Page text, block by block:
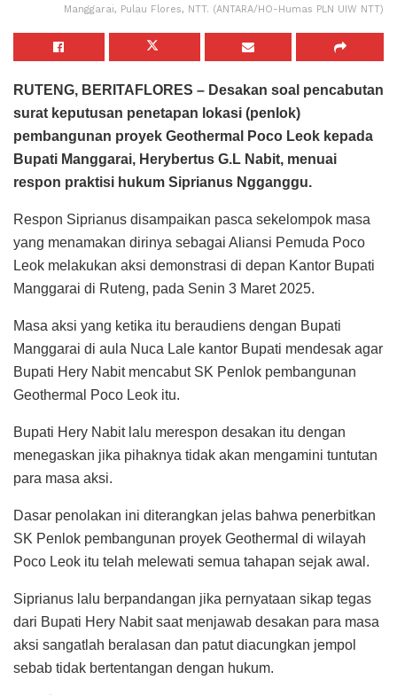
Manggarai, Pulau Flores, NTT. (ANTARA/HO-Humas PLN UIW NTT)
RUTENG, BERITAFLORES – Desakan soal pencabutan
surat keputusan penetapan lokasi (penlok)
pembangunan proyek Geothermal Poco Leok kepada
Bupati Manggarai, Herybertus G.L Nabit, menuai
respon praktisi hukum Siprianus Ngganggu.
Respon Siprianus disampaikan pasca sekelompok masa
yang menamakan dirinya sebagai Aliansi Pemuda Poco
Leok melakukan aksi demonstrasi di depan Kantor Bupati
Manggarai di Ruteng, pada Senin 3 Maret 2025.
Masa aksi yang ketika itu beraudiens dengan Bupati
Manggarai di aula Nuca Lale kantor Bupati mendesak agar
Bupati Hery Nabit mencabut SK Penlok pembangunan
Geothermal Poco Leok itu.
Bupati Hery Nabit lalu merespon desakan itu dengan
menegaskan jika pihaknya tidak akan mengamini tuntutan
para masa aksi.
Dasar penolakan ini diterangkan jelas bahwa penerbitkan
SK Penlok pembangunan proyek Geothermal di wilayah
Poco Leok itu telah melewati semua tahapan sejak awal.
Siprianus lalu berpandangan jika pernyataan sikap tegas
dari Bupati Hery Nabit saat menjawab desakan para masa
aksi sangatlah beralasan dan patut diacungkan jempol
sebab tidak bertentangan dengan hukum.